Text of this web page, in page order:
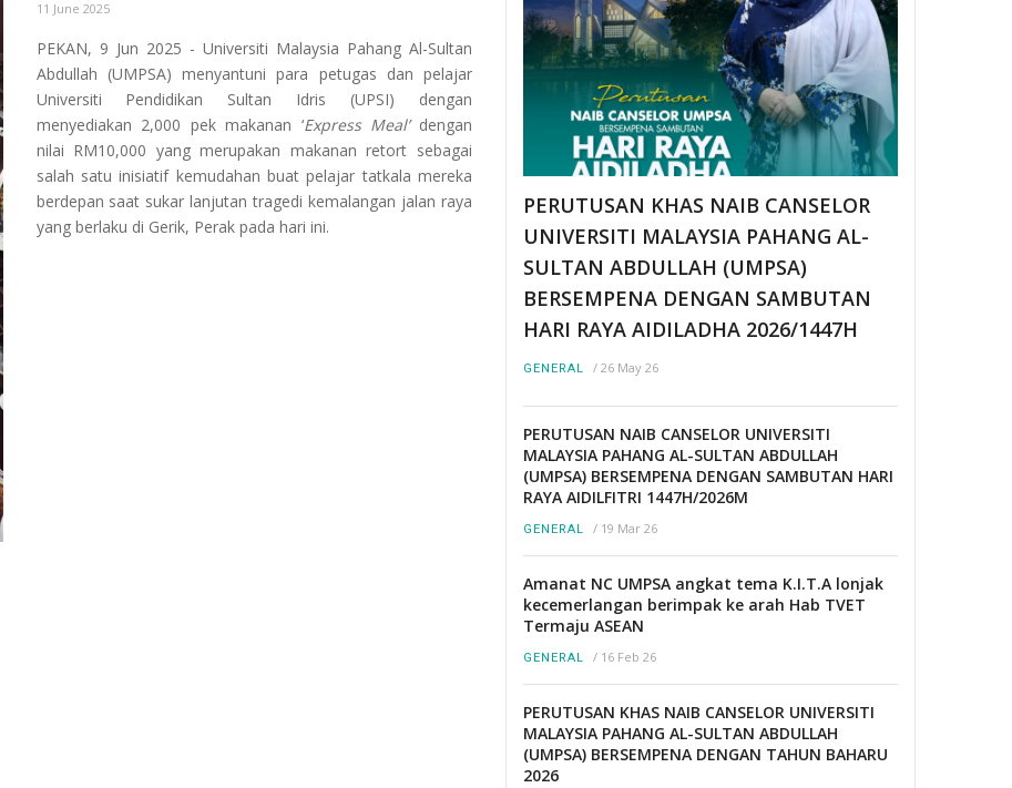
11 June 2025
PEKAN, 9 Jun 2025 - Universiti Malaysia Pahang Al-Sultan
Abdullah (UMPSA) menyantuni para petugas dan pelajar
Universiti Pendidikan Sultan Idris (UPSI) dengan
menyediakan 2,000 pek makanan ‘Express Meal’ dengan
nilai RM10,000 yang merupakan makanan retort sebagai
salah satu inisiatif kemudahan buat pelajar tatkala mereka
berdepan saat sukar lanjutan tragedi kemalangan jalan raya
yang berlaku di Gerik, Perak pada hari ini.
PERUTUSAN KHAS NAIB CANSELOR
UNIVERSITI MALAYSIA PAHANG AL-
SULTAN ABDULLAH (UMPSA)
BERSEMPENA DENGAN SAMBUTAN
HARI RAYA AIDILADHA 2026/1447H
GENERAL / 26 May 26
PERUTUSAN NAIB CANSELOR UNIVERSITI
MALAYSIA PAHANG AL-SULTAN ABDULLAH
(UMPSA) BERSEMPENA DENGAN SAMBUTAN HARI
RAYA AIDILFITRI 1447H/2026M
GENERAL / 19 Mar 26
Amanat NC UMPSA angkat tema K.I.T.A lonjak
kecemerlangan berimpak ke arah Hab TVET
Termaju ASEAN
GENERAL / 16 Feb 26
PERUTUSAN KHAS NAIB CANSELOR UNIVERSITI
MALAYSIA PAHANG AL-SULTAN ABDULLAH
(UMPSA) BERSEMPENA DENGAN TAHUN BAHARU
2026